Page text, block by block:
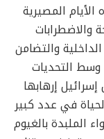
المصيرية
والاضطرابات
والتضامن
التحديات
إرهابها
في عدد كبير
الملبدة بالغيوم